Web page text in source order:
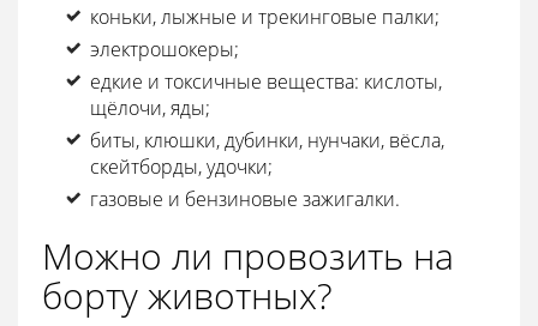
коньки, лыжные и трекинговые палки;
электрошокеры;
едкие и токсичные вещества: кислоты,
щёлочи, яды;
биты, клюшки, дубинки, нунчаки, вёсла,
скейтборды, удочки;
газовые и бензиновые зажигалки.
Можно ли провозить на
борту животных?